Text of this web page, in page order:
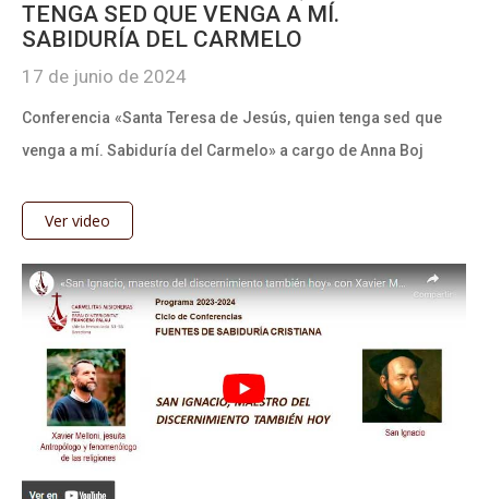
TENGA SED QUE VENGA A MÍ.
SABIDURÍA DEL CARMELO
17 de junio de 2024
Conferencia «Santa Teresa de Jesús, quien tenga sed que
venga a mí. Sabiduría del Carmelo» a cargo de Anna Boj
Ver video